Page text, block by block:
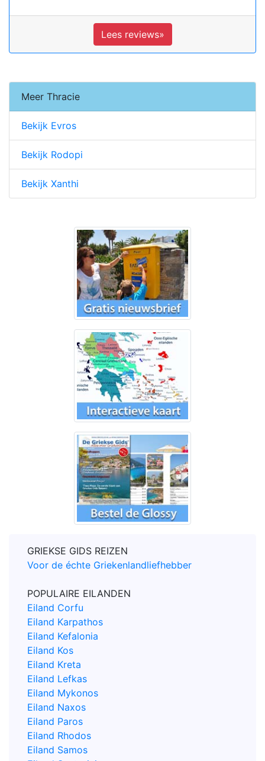
Lees reviews»
Meer Thracie
Bekijk Evros
Bekijk Rodopi
Bekijk Xanthi
GRIEKSE GIDS REIZEN
Voor de échte Griekenlandliefhebber
POPULAIRE EILANDEN
Eiland Corfu
Eiland Karpathos
Eiland Kefalonia
Eiland Kos
Eiland Kreta
Eiland Lefkas
Eiland Mykonos
Eiland Naxos
Eiland Paros
Eiland Rhodos
Eiland Samos